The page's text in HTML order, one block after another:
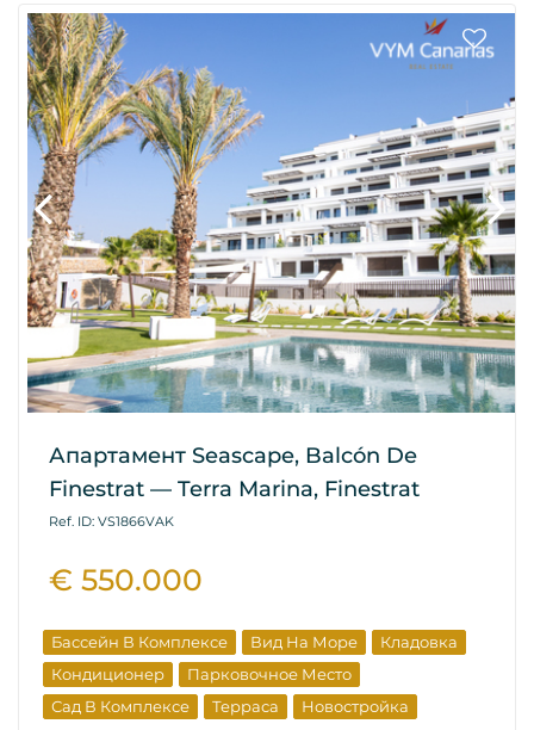
Апартамент Seascape, Balcón De
Finestrat — Terra Marina, Finestrat
Ref. ID: VS1866VAK
€ 550.000
Бассейн В Комплексе Вид На Море
Кладовка
Кондиционер
Парковочное Место
Сад В Комплексе
Терраса Новостройка